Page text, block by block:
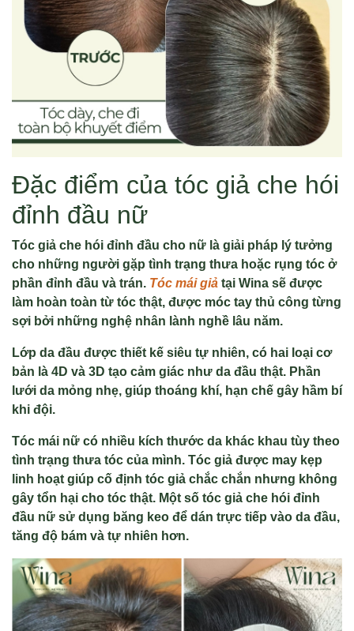
Đặc điểm của tóc giả che hói
đỉnh đầu nữ
Tóc giả che hói đỉnh đầu cho nữ là giải pháp lý tưởng
cho những người gặp tình trạng thưa hoặc rụng tóc ở
phần đỉnh đầu và trán. Tóc mái giả tại Wina sẽ được
làm hoàn toàn từ tóc thật, được móc tay thủ công từng
sợi bởi những nghệ nhân lành nghề lâu năm.
Lớp da đầu được thiết kế siêu tự nhiên, có hai loại cơ
bản là 4D và 3D tạo cảm giác như da đầu thật. Phần
lưới da mỏng nhẹ, giúp thoáng khí, hạn chế gây hầm bí
khi đội.
Tóc mái nữ có nhiều kích thước da khác khau tùy theo
tình trạng thưa tóc của mình. Tóc giả được may kẹp
linh hoạt giúp cố định tóc giả chắc chắn nhưng không
gây tổn hại cho tóc thật. Một số tóc giả che hói đỉnh
đầu nữ sử dụng băng keo để dán trực tiếp vào da đầu,
tăng độ bám và tự nhiên hơn.